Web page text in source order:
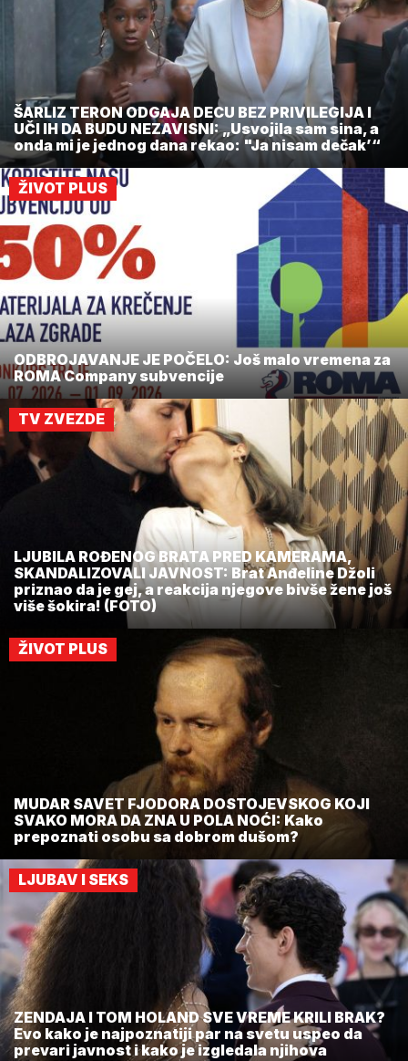
ŠARLIZ TERON ODGAJA DECU BEZ PRIVILEGIJA I
UČI IH DA BUDU NEZAVISNI: „Usvojila sam sina, a
onda mi je jednog dana rekao: "Ja nisam dečak’“
ŽIVOT PLUS
ODBROJAVANJE JE POČELO: Još malo vremena za
ROMA Company subvencije
TV ZVEZDE
LJUBILA ROĐENOG BRATA PRED KAMERAMA,
SKANDALIZOVALI JAVNOST: Brat Anđeline Džoli
priznao da je gej, a reakcija njegove bivše žene još
više šokira! (FOTO)
ŽIVOT PLUS
MUDAR SAVET FJODORA DOSTOJEVSKOG KOJI
SVAKO MORA DA ZNA U POLA NOĆI: Kako
prepoznati osobu sa dobrom dušom?
LJUBAV I SEKS
ZENDAJA I TOM HOLAND SVE VREME KRILI BRAK?
Evo kako je najpoznatiji par na svetu uspeo da
prevari javnost i kako je izgledala njihova